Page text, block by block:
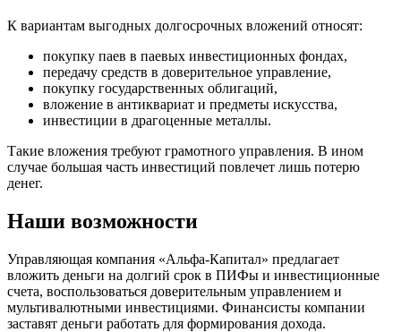
К вариантам выгодных долгосрочных вложений относят:
покупку паев в паевых инвестиционных фондах,
передачу средств в доверительное управление,
покупку государственных облигаций,
вложение в антиквариат и предметы искусства,
инвестиции в драгоценные металлы.
Такие вложения требуют грамотного управления. В ином
случае большая часть инвестиций повлечет лишь потерю
денег.
Наши возможности
Управляющая компания «Альфа-Капитал» предлагает
вложить деньги на долгий срок в ПИФы и инвестиционные
счета, воспользоваться доверительным управлением и
мультивалютными инвестициями. Финансисты компании
заставят деньги работать для формирования дохода.